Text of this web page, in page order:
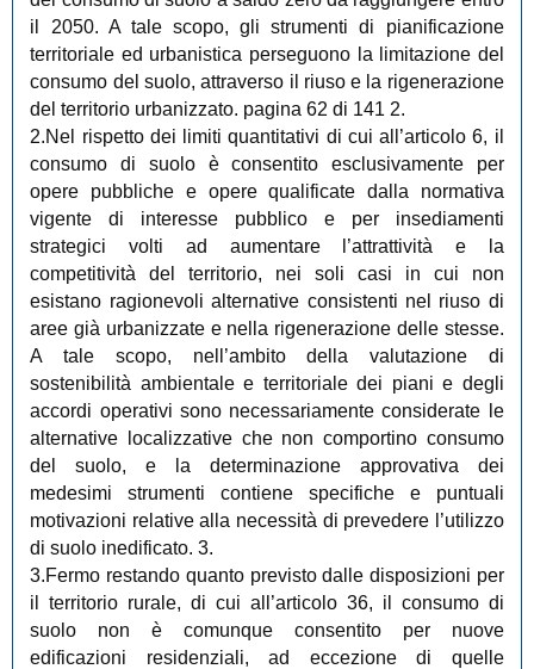
il 2050. A tale scopo, gli strumenti di pianificazione
territoriale ed urbanistica perseguono la limitazione del
consumo del suolo, attraverso il riuso e la rigenerazione
del territorio urbanizzato. pagina 62 di 141 2.
2.Nel rispetto dei limiti quantitativi di cui all’articolo 6, il
consumo di suolo è consentito esclusivamente per
opere pubbliche e opere qualificate dalla normativa
vigente di interesse pubblico e per insediamenti
strategici volti ad aumentare l’attrattività e la
competitività del territorio, nei soli casi in cui non
esistano ragionevoli alternative consistenti nel riuso di
aree già urbanizzate e nella rigenerazione delle stesse.
A tale scopo, nell’ambito della valutazione di
sostenibilità ambientale e territoriale dei piani e degli
accordi operativi sono necessariamente considerate le
alternative localizzative che non comportino consumo
del suolo, e la determinazione approvativa dei
medesimi strumenti contiene specifiche e puntuali
motivazioni relative alla necessità di prevedere l’utilizzo
di suolo inedificato. 3.
3.Fermo restando quanto previsto dalle disposizioni per
il territorio rurale, di cui all’articolo 36, il consumo di
suolo non è comunque consentito per nuove
edificazioni residenziali, ad eccezione di quelle